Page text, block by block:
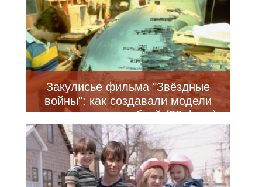
Закулисье фильма "Звёздные
войны": как создавали модели
космических кораблей (38 фото)